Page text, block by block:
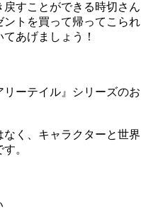
すことができる時切さん
トを買って帰ってこられ
あげましょう！
ーテイル』シリーズのお
く、キャラクターと世界
。